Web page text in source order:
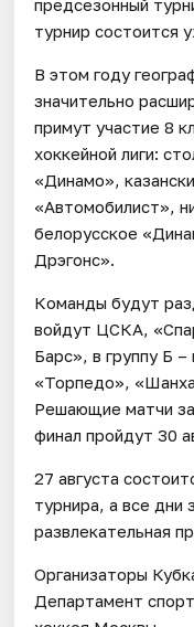
предсезонный
турнир состоится
В этом году
значительно
примут участие 8
хоккейной лиги:
«Динамо»,
«Автомобилист»,
белорусское
Дрэгонс».
Команды будут
войдут ЦСКА,
Барс», в группу Б
«Торпедо»,
Решающие матчи
финал пройдут 30
27 августа
турнира, а все дни
развлекательная
Организаторы
Департамент